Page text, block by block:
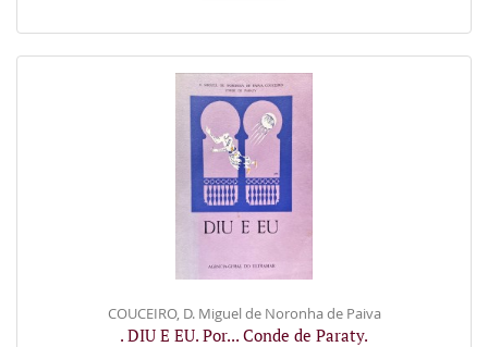
COUCEIRO, D. Miguel de Noronha de Paiva
. DIU E EU. Por... Conde de Paraty.